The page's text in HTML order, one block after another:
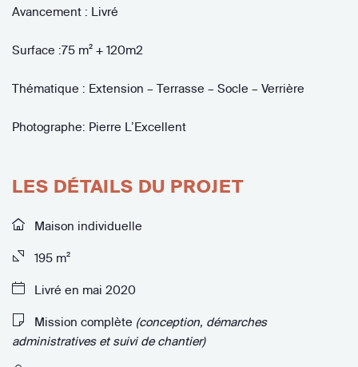
Avancement : Livré
Surface :75 m² + 120m2
Thématique : Extension – Terrasse – Socle – Verrière
Photographe: Pierre L’Excellent
LES DÉTAILS DU PROJET
Maison individuelle
195 m²
Livré en mai 2020
Mission complète (conception, démarches
administratives et suivi de chantier)